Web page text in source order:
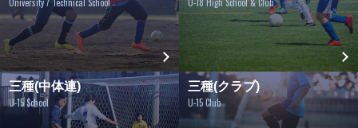
三種(中体連)
U-15 School
三種(クラブ)
U-15 Club